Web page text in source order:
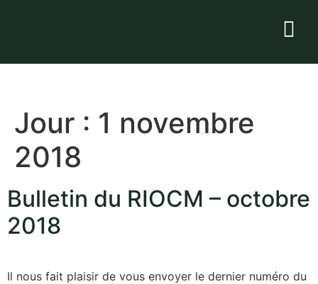
Jour : 1 novembre
2018
Bulletin du RIOCM – octobre
2018
Il nous fait plaisir de vous envoyer le dernier numéro du